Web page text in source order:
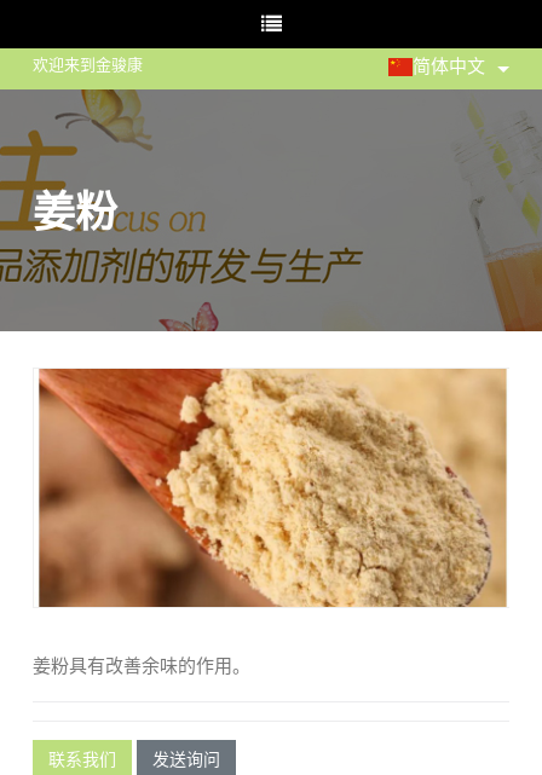
欢迎来到金骏康 简体中文
姜粉
姜粉具有改善余味的作用。
联系我们 发送询问